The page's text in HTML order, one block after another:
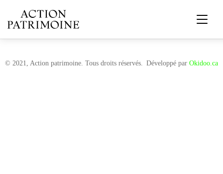
© 2021, Action patrimoine. Tous droits réservés. Développé par Okidoo.ca